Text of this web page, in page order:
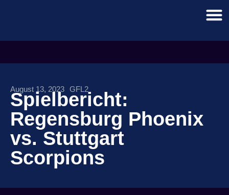
August 13, 2023 GFL2
Spielbericht:
Regensburg Phoenix
vs. Stuttgart
Scorpions